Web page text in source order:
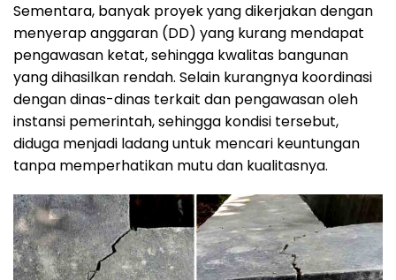
Sementara, banyak proyek yang dikerjakan dengan
menyerap anggaran (DD) yang kurang mendapat
pengawasan ketat, sehingga kwalitas bangunan
yang dihasilkan rendah. Selain kurangnya koordinasi
dengan dinas-dinas terkait dan pengawasan oleh
instansi pemerintah, sehingga kondisi tersebut,
diduga menjadi ladang untuk mencari keuntungan
tanpa memperhatikan mutu dan kualitasnya.